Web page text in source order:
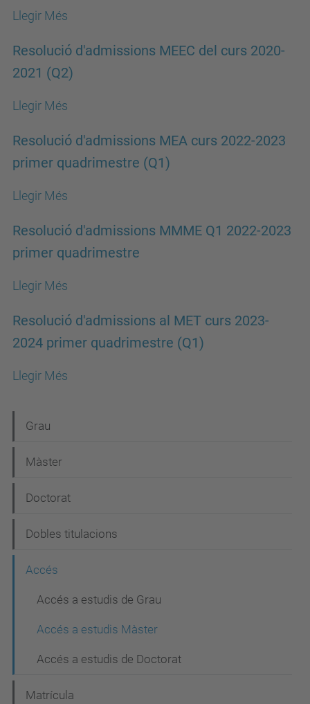
Llegir Més
Resolució d'admissions MEEC del curs 2020-
2021 (Q2)
Llegir Més
Resolució d'admissions MEA curs 2022-2023
primer quadrimestre (Q1)
Llegir Més
Resolució d'admissions MMME Q1 2022-2023
primer quadrimestre
Llegir Més
Resolució d'admissions al MET curs 2023-
2024 primer quadrimestre (Q1)
Llegir Més
a
v
g
a
Grau
Màster
Doctorat
Dobles titulacions
Accés
Accés a estudis de Grau
Accés a estudis Màster
Accés a estudis de Doctorat
Matrícula